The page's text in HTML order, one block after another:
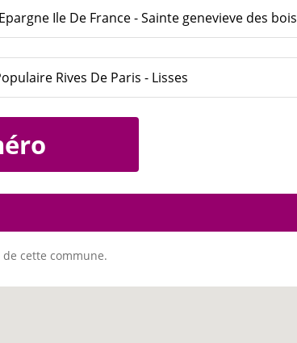
Ile De France - Sainte genevieve des bois
Rives De Paris - Lisses
cette commune.